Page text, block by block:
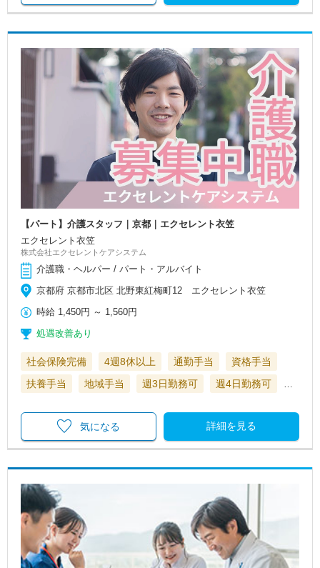
【パート】介護スタッフ｜京都｜エクセレント衣笠
エクセレント衣笠
株式会社エクセレントケアシステム
介護職・ヘルパー / パート・アルバイト
京都府 京都市北区 北野東紅梅町12 エクセレント衣笠
時給 1,450円 ～ 1,560円
処遇改善あり
社会保険完備 4週8休以上 通勤手当
資格手当
扶養手当
地域手当 週3日勤務可 週4日勤務可 …
詳細を見る
気になる